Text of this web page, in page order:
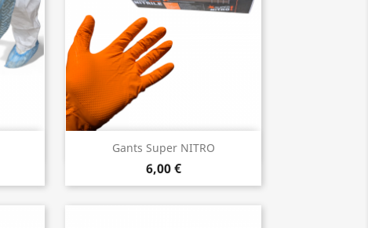
Gants Super NITRO
6,00 €
Aperçu rapide